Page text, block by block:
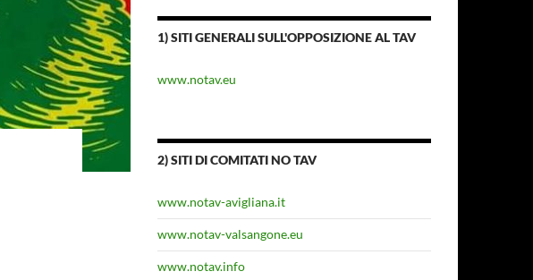
1) SITI GENERALI SULL'OPPOSIZIONE AL TAV
www.notav.eu
2) SITI DI COMITATI NO TAV
www.notav-avigliana.it
www.notav-valsangone.eu
www.notav.info